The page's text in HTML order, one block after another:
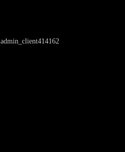
admin_client414162